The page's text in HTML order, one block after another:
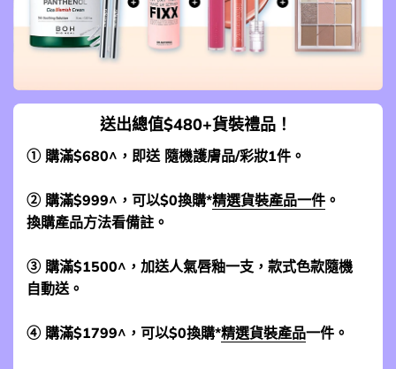
送出總值$480+貨裝禮品！
① 購滿$680^，即送 隨機護膚品/彩妝1件。
② 購滿$999^，可以$0換購*精選貨裝產品一件 。
換購產品方法看備註。
③ 購滿$1500^，加送人氣唇釉一支，款式色款隨機
自動送。
④ 購滿$1799^，可以$0換購*精選貨裝產品一件。